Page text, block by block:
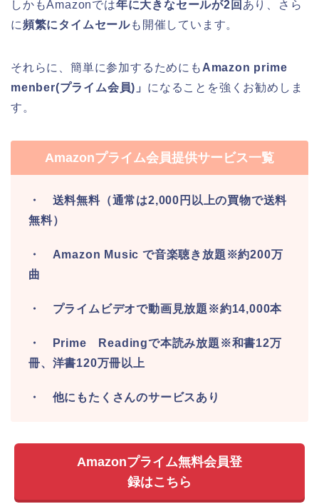
しかもAmazonでは年に大きなセールが2回 あり、さら
に頻繁にタイムセールも開催しています。
それらに、簡単に参加するためにも Amazon prime
menber(プライム会員)」 になることを強くお勧めしま
す。
Amazonプライム会員提供サービス一覧
・ 送料無料（通常は2,000円以上の買物で送料
無料）
・ Amazon Music で音楽聴き放題※約200万
曲
・ プライムビデオで動画見放題※約14,000本
・ Prime Readingで本読み放題※和書12万
冊、洋書120万冊以上
・ 他にもたくさんのサービスあり
Amazonプライム無料会員登
録はこちら